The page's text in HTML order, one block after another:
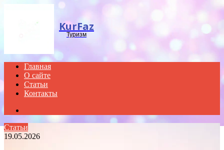
KurFaz
Туризм
Главная
О сайте
Статьи
Контакты
Статьи
19.05.2026